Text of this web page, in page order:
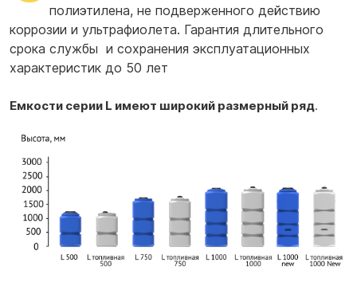
полиэтилена, не подверженного действию
коррозии и ультрафиолета. Гарантия длительного
срока службы и сохранения эксплуатационных
характеристик до 50 лет
Емкости серии L имеют широкий размерный ряд.